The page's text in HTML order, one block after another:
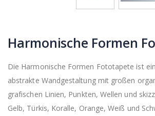
Harmonische Formen
Die Harmonische Formen Fototapete ist
abstrakte Wandgestaltung mit großen
grafischen Linien, Punkten, Wellen und
Gelb, Türkis, Koralle, Orange, Weiß und